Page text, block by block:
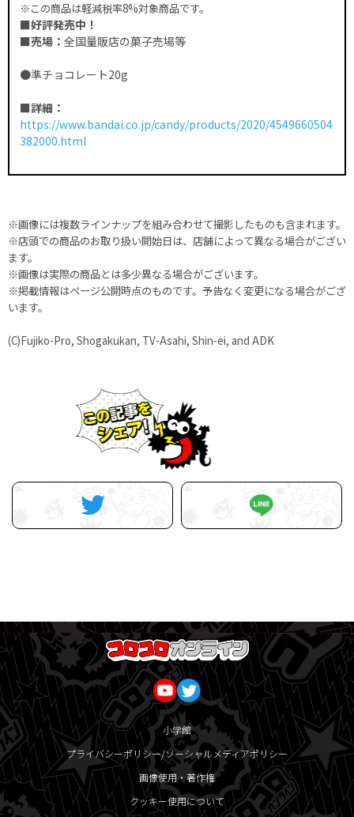
※この商品は軽減税率8%対象商品です。
■好評発売中！
■売場： 全国量販店の菓子売場等
●準チョコレート20g
■詳細：
https://www.bandai.co.jp/candy/products/2020/4549660504
382000.html
※画像には複数ラインナップを組み合わせて撮影したものも含まれます。
※店頭での商品のお取り扱い開始日は、店舗によって異なる場合がござい
ます。
※画像は実際の商品とは多少異なる場合がございます。
※掲載情報はページ公開時点のものです。予告なく変更になる場合がござ
います。
(C)Fujiko-Pro, Shogakukan, TV-Asahi, Shin-ei, and ADK
小学館
プライバシーポリシー/ソーシャルメディアポリシー
画像使用・著作権
クッキー使用について